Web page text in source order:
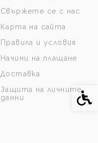
Свържете се с нас
Карта на сайта
Правила и условия
Начини на плащане
Доставка
Защита на личните
данни